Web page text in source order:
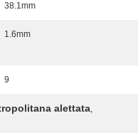
38.1mm
1.6mm
9
alettata,